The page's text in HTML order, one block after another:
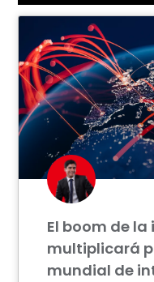
El boom de
multiplicará
mundial de